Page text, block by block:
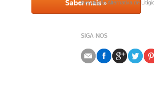
Saber mais »
Resolução Alternativa de
SIGA-NOS